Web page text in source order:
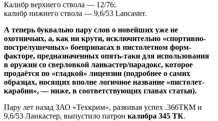
Калибр верхнего ствола — 12/76;
калибр нижнего ствола — 9,6/53 Lancaster.
А теперь буквально пару слов о новейших уже не
охотничьих, а, как ни крути, исключительно «спортивно-
пострелушечных» боеприпасах в пистолетном форм-
факторе, предназначенных опять-таки для использования
в оружии со сверловкой ланкастер/парадокс, которое
продаётся по «гладкой» лицензии (подробнее о самих
образцах, носящих вполне логичное название «пистолет-
карабин», — ниже, в соответствующих главах статьи).
Пару лет назад ЗАО «Техкрим», развивая успех .366ТКМ и
9,6/53 Ланкастер, выпустило патрон калибра 345 ТК.